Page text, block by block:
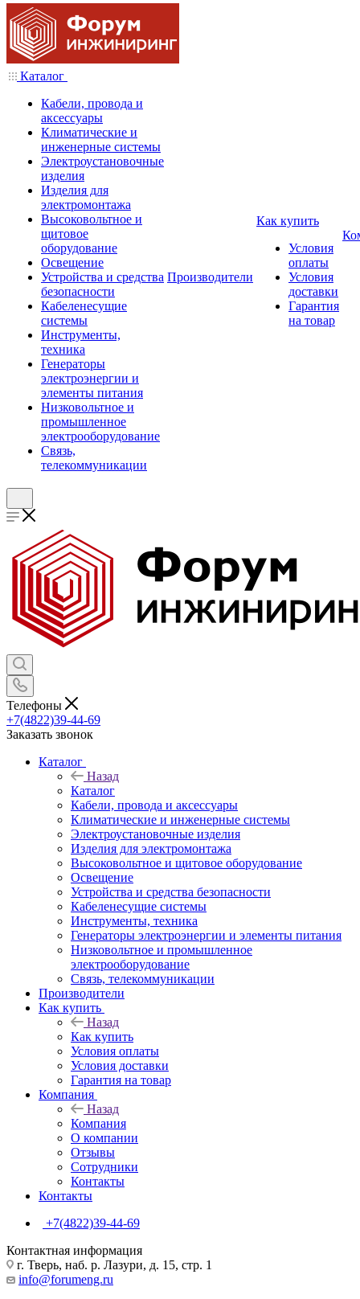
Каталог
Кабели, провода и
аксессуары
Климатические и
инженерные системы
Электроустановочные
изделия
Изделия для
электромонтажа
Высоковольтное и
щитовое
оборудование
Освещение
Устройства и средства
безопасности
Кабеленесущие
системы
Инструменты,
техника
Генераторы
электроэнергии и
элементы питания
Низковольтное и
промышленное
электрооборудование
Связь,
телекоммуникации
Производители
Как купить
Условия
оплаты
Условия
доставки
Гарантия
на товар
Телефоны
+7(4822)39-44-69
Заказать звонок
Каталог
Назад
Каталог
Кабели, провода и аксессуары
Климатические и инженерные системы
Электроустановочные изделия
Изделия для электромонтажа
Высоковольтное и щитовое оборудование
Освещение
Устройства и средства безопасности
Кабеленесущие системы
Инструменты, техника
Генераторы электроэнергии и элементы питания
Низковольтное и промышленное
электрооборудование
Связь, телекоммуникации
Производители
Как купить
Назад
Как купить
Условия оплаты
Условия доставки
Гарантия на товар
Компания
Назад
Компания
О компании
Отзывы
Сотрудники
Контакты
Контакты
+7(4822)39-44-69
Контактная информация
г. Тверь, наб. р. Лазури, д. 15, стр. 1
info@forumeng.ru